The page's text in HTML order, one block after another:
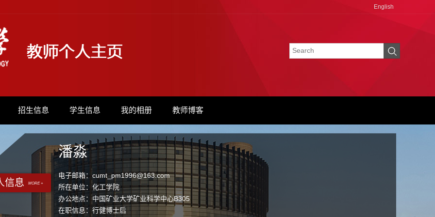
English
招生信息 学生信息 我的相册 教师博客
信息 MORE +
潘淼
电子邮箱： cumt_pm1996@163.com
所在单位：化工学院
办公地点：中国矿业大学矿业科学中心B305
在职信息：行健博士后